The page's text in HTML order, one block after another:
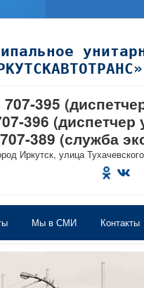
707-395
396
707-389 (служба
Иркутск, улица
Мы в СМИ Контакты